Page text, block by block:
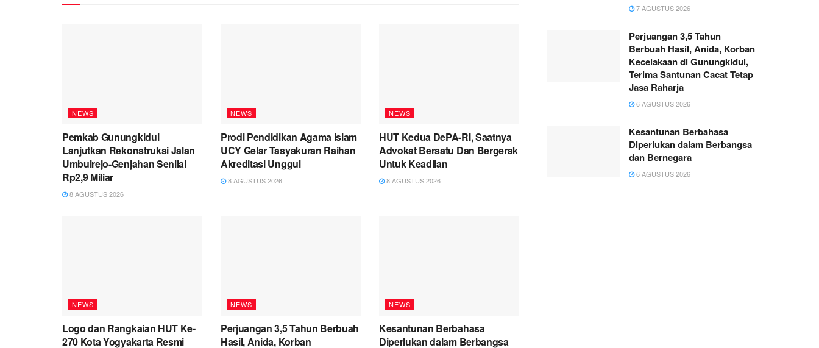
NEWS
Pemkab Gunungkidul
Lanjutkan Rekonstruksi Jalan
Umbulrejo-Genjahan Senilai
Rp2,9 Miliar
8 AGUSTUS 2026
NEWS
Prodi Pendidikan Agama Islam
UCY Gelar Tasyakuran Raihan
Akreditasi Unggul
8 AGUSTUS 2026
NEWS
HUT Kedua DePA-RI, Saatnya
Advokat Bersatu Dan Bergerak
Untuk Keadilan
8 AGUSTUS 2026
NEWS
Logo dan Rangkaian HUT Ke-
270 Kota Yogyakarta Resmi
NEWS
Perjuangan 3,5 Tahun Berbuah
Hasil, Anida, Korban
NEWS
Kesantunan Berbahasa
Diperlukan dalam Berbangsa
7 AGUSTUS 2026
Perjuangan 3,5 Tahun
Berbuah Hasil, Anida, Korban
Kecelakaan di Gunungkidul,
Terima Santunan Cacat Tetap
Jasa Raharja
6 AGUSTUS 2026
Kesantunan Berbahasa
Diperlukan dalam Berbangsa
dan Bernegara
6 AGUSTUS 2026